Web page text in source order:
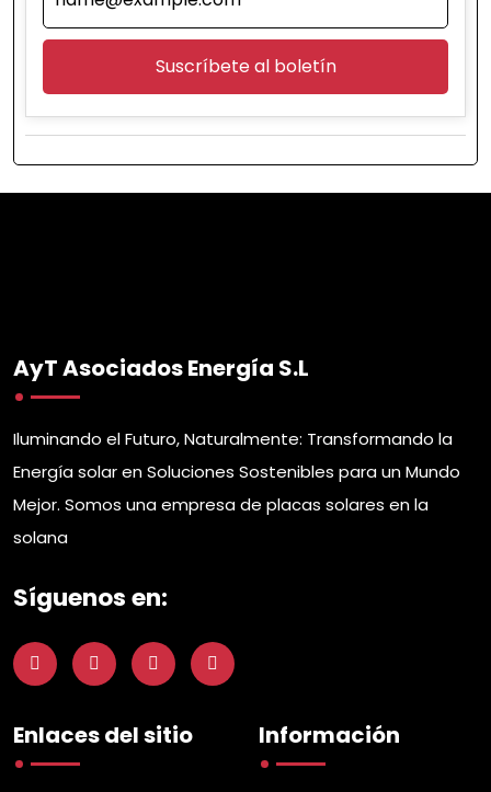
AyT Asociados Energía S.L
Iluminando el Futuro, Naturalmente: Transformando la
Energía solar en Soluciones Sostenibles para un Mundo
Mejor. Somos una empresa de placas solares en la
solana
Síguenos en:
Enlaces del sitio Información